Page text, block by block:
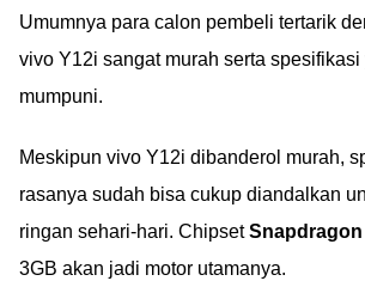
Umumnya para calon pembeli tertarik
vivo Y12i sangat murah serta
mumpuni.
Meskipun vivo Y12i dibanderol murah,
rasanya sudah bisa cukup diandalkan
ringan sehari-hari. ChipsetSnapdragon
3GB akan jadi motor utamanya.